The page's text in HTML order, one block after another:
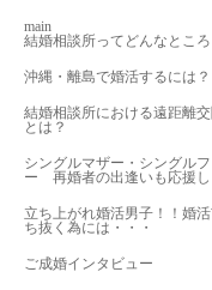
main
結婚相談所ってどんなところ
沖縄・離島で婚活するには？
結婚相談所における遠距離
とは？
シングルマザー・シングル
ー 再婚者の出逢いも応援し
立ち上がれ婚活男子！！婚
ち抜く為には・・・
ご成婚インタビュー